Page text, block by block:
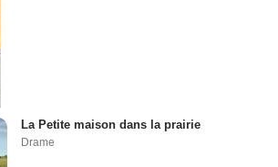
La Petite maison dans la prairie
Drame